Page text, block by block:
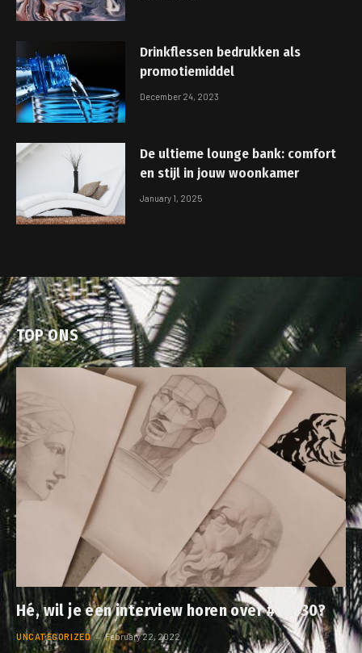
Drinkflessen bedrukken als
promotiemiddel
December 24, 2023
De ultieme lounge bank: comfort
en stijl in jouw woonkamer
January 1, 2025
TOP ONS
Hé, wil je een interview horen over #30×30?
UNCATEGORIZED February 22, 2022